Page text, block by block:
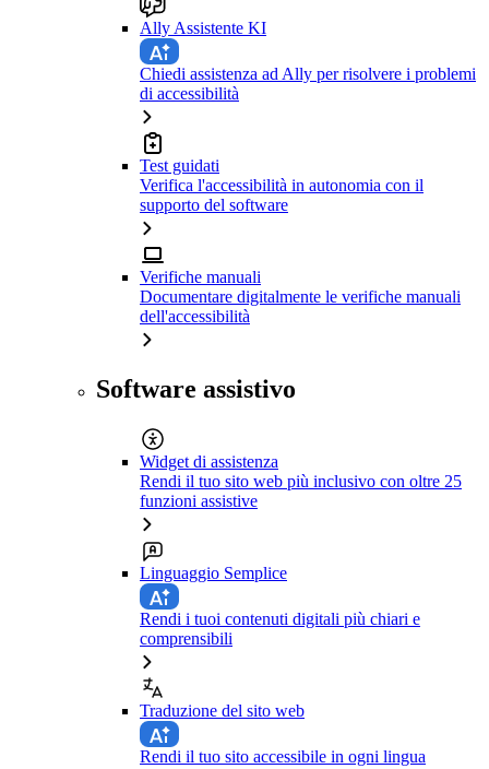
Ally Assistente KI
Chiedi assistenza ad Ally per risolvere i problemi
di accessibilità
Test guidati
Verifica l'accessibilità in autonomia con il
supporto del software
Verifiche manuali
Documentare digitalmente le verifiche manuali
dell'accessibilità
Software assistivo
Widget di assistenza
Rendi il tuo sito web più inclusivo con oltre 25
funzioni assistive
Linguaggio Semplice
Rendi i tuoi contenuti digitali più chiari e
comprensibili
Traduzione del sito web
Rendi il tuo sito accessibile in ogni lingua